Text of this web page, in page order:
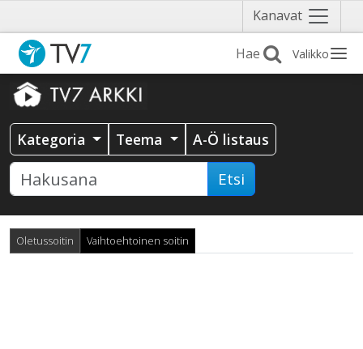
Kanavat Näytä
valikko
Valikko
Kategoria Teema A-Ö listaus
Etsi
Oletussoitin Vaihtoehtoinen soitin